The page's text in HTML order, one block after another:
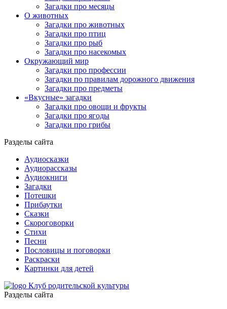
Загадки про месяцы
О животных
Загадки про животных
Загадки про птиц
Загадки про рыб
Загадки про насекомых
Окружающий мир
Загадки про профессии
Загадки по правилам дорожного движения
Загадки про предметы
«Вкусные» загадки
Загадки про овощи и фрукты
Загадки про ягоды
Загадки про грибы
Разделы сайта
Аудиосказки
Аудиорассказы
Аудиокниги
Загадки
Потешки
Прибаутки
Сказки
Скороговорки
Стихи
Песни
Пословицы и поговорки
Раскраски
Картинки для детей
Клуб родительской культуры
Разделы сайта